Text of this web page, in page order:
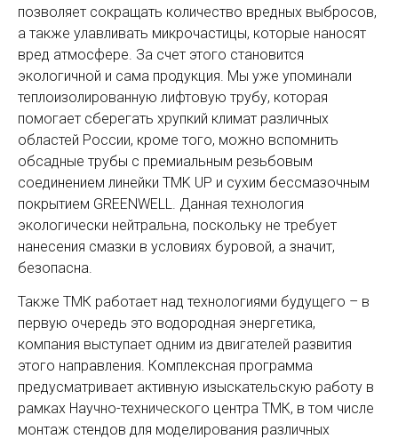
позволяет сокращать количество вредных выбросов,
а также улавливать микрочастицы, которые наносят
вред атмосфере. За счет этого становится
экологичной и сама продукция. Мы уже упоминали
теплоизолированную лифтовую трубу, которая
помогает сберегать хрупкий климат различных
областей России, кроме того, можно вспомнить
обсадные трубы с премиальным резьбовым
соединением линейки TMK UP и сухим бессмазочным
покрытием GREENWELL. Данная технология
экологически нейтральна, поскольку не требует
нанесения смазки в условиях буровой, а значит,
безопасна.
Также ТМК работает над технология­ми будущего – в
первую очередь это водородная энергетика,
компания выступает одним из двигателей развития
этого направления. Комплексная программа
предусматривает активную изыскательскую работу в
рамках Научно-технического центра ТМК, в том числе
монтаж стендов для моделирования различных